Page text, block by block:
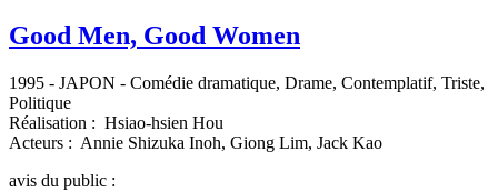
Good Men, Good Women
1995 - JAPON - Comédie dramatique, Drame, Contemplatif, Triste,
Politique
Réalisation : Hsiao-hsien Hou
Acteurs : Annie Shizuka Inoh, Giong Lim, Jack Kao
avis du public :